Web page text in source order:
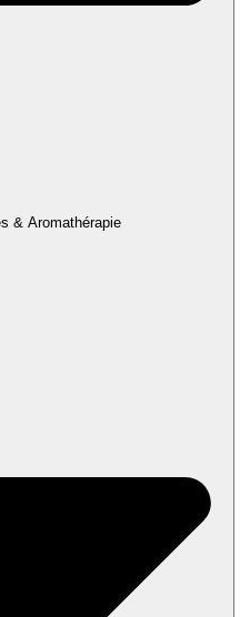
& Aromathérapie